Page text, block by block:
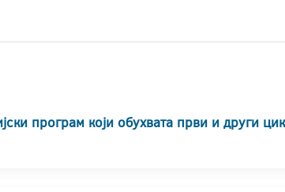
програм који обухвата први и други